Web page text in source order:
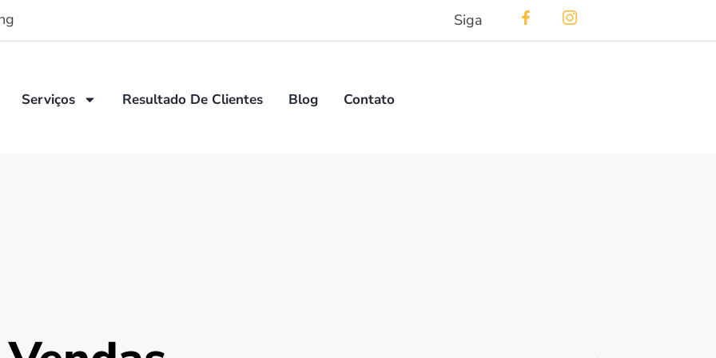
Siga
Serviços Resultado De Clientes Blog Contato